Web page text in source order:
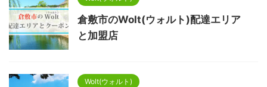
倉敷市のWolt(ウォルト)配達エリア
と加盟店
Wolt(ウォルト)